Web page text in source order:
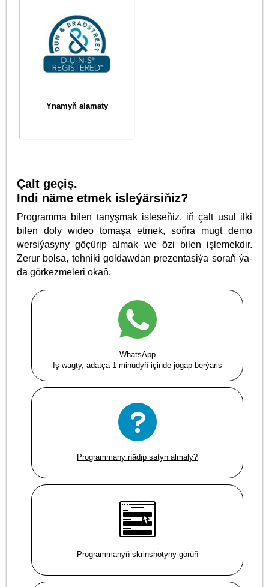
Ynamyň alamaty
Çalt geçiş.
Indi näme etmek isleýärsiňiz?
Programma bilen tanyşmak isleseňiz, iň çalt usul ilki
bilen doly wideo tomaşa etmek, soňra mugt demo
wersiýasyny göçürip almak we özi bilen işlemekdir.
Zerur bolsa, tehniki goldawdan prezentasiýa soraň ýa-
da görkezmeleri okaň.
WhatsApp
Iş wagty, adatça 1 minudyň içinde jogap berýäris
Programmany nädip satyn almaly?
Programmanyň skrinshotyny görüň